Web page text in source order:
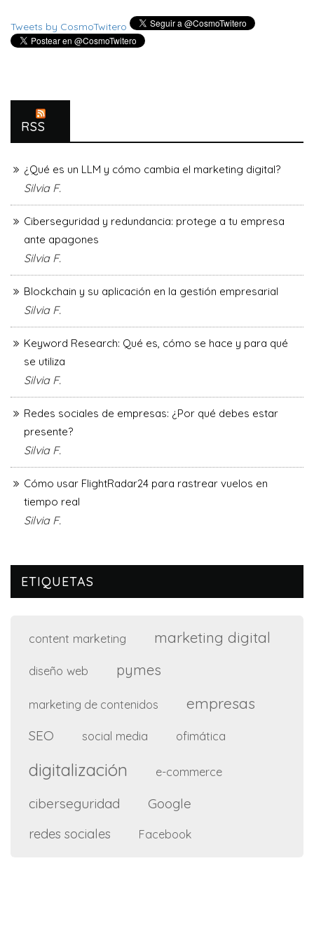
Tweets by CosmoTwitero
RSS
¿Qué es un LLM y cómo cambia el marketing digital?
Silvia F.
Ciberseguridad y redundancia: protege a tu empresa
ante apagones
Silvia F.
Blockchain y su aplicación en la gestión empresarial
Silvia F.
Keyword Research: Qué es, cómo se hace y para qué
se utiliza
Silvia F.
Redes sociales de empresas: ¿Por qué debes estar
presente?
Silvia F.
Cómo usar FlightRadar24 para rastrear vuelos en
tiempo real
Silvia F.
ETIQUETAS
content marketing marketing digital
diseño web pymes
marketing de contenidos empresas
SEO social media ofimática
digitalización e-commerce
ciberseguridad Google
redes sociales Facebook